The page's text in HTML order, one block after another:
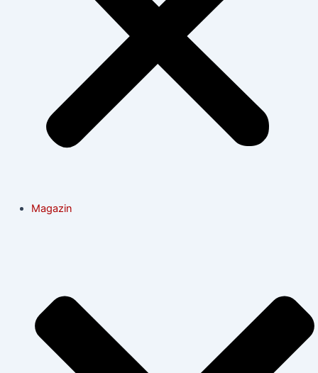
Magazin